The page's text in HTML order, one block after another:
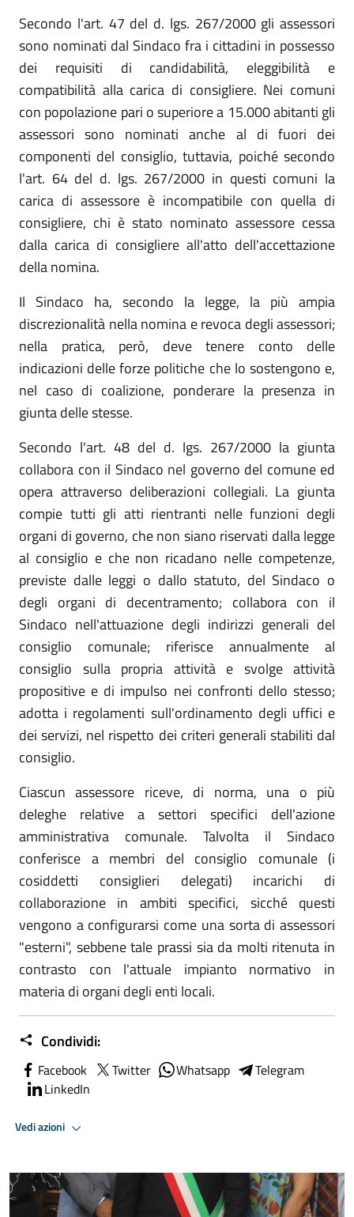
Secondo l'art. 47 del d. lgs. 267/2000 gli assessori
sono nominati dal Sindaco fra i cittadini in possesso
dei requisiti di candidabilità, eleggibilità e
compatibilità alla carica di consigliere. Nei comuni
con popolazione pari o superiore a 15.000 abitanti gli
assessori sono nominati anche al di fuori dei
componenti del consiglio, tuttavia, poiché secondo
l'art. 64 del d. lgs. 267/2000 in questi comuni la
carica di assessore è incompatibile con quella di
consigliere, chi è stato nominato assessore cessa
dalla carica di consigliere all'atto dell'accettazione
della nomina.
Il Sindaco ha, secondo la legge, la più ampia
discrezionalità nella nomina e revoca degli assessori;
nella pratica, però, deve tenere conto delle
indicazioni delle forze politiche che lo sostengono e,
nel caso di coalizione, ponderare la presenza in
giunta delle stesse.
Secondo l'art. 48 del d. lgs. 267/2000 la giunta
collabora con il Sindaco nel governo del comune ed
opera attraverso deliberazioni collegiali. La giunta
compie tutti gli atti rientranti nelle funzioni degli
organi di governo, che non siano riservati dalla legge
al consiglio e che non ricadano nelle competenze,
previste dalle leggi o dallo statuto, del Sindaco o
degli organi di decentramento; collabora con il
Sindaco nell'attuazione degli indirizzi generali del
consiglio comunale; riferisce annualmente al
consiglio sulla propria attività e svolge attività
propositive e di impulso nei confronti dello stesso;
adotta i regolamenti sull'ordinamento degli uffici e
dei servizi, nel rispetto dei criteri generali stabiliti dal
consiglio.
Ciascun assessore riceve, di norma, una o più
deleghe relative a settori specifici dell'azione
amministrativa comunale. Talvolta il Sindaco
conferisce a membri del consiglio comunale (i
cosiddetti consiglieri delegati) incarichi di
collaborazione in ambiti specifici, sicché questi
vengono a configurarsi come una sorta di assessori
"esterni", sebbene tale prassi sia da molti ritenuta in
contrasto con l'attuale impianto normativo in
materia di organi degli enti locali.
Condividi:
Facebook Twitter Whatsapp
Telegram
LinkedIn
Vedi azioni